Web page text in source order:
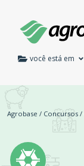
você está em
Agrobase / Concursos /